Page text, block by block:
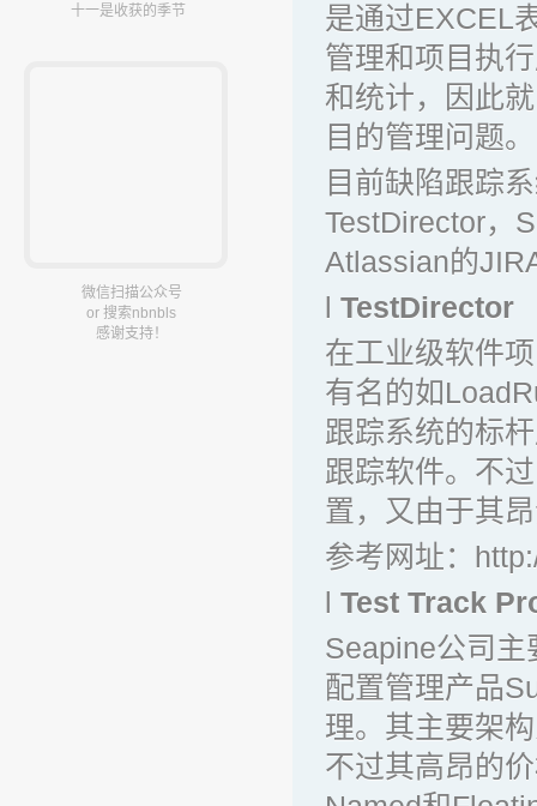
十一是收获的季节
微信扫描公众号
or 搜索nbnbls
感谢支持！
是通过EXCEL
管理和项目执
和统计，因此
目的管理问题。
目前缺陷跟踪
TestDirector，
Atlassian的
l TestDirector
在工业级软件
有名的如
跟踪系统的标
跟踪软件。不
置，又由于其
参考网址：
l Test Track
Seapine公司主
配置管理产品
理。其主要架
不过其高昂的